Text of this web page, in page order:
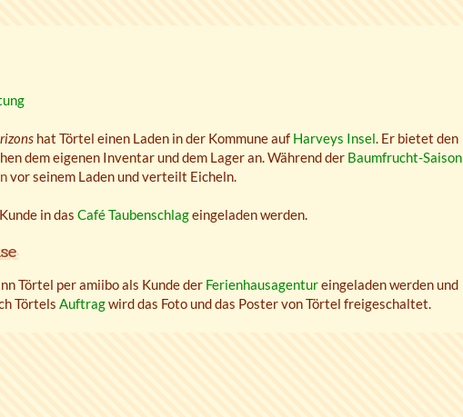
hat Törtel einen Laden in der Kommune auf Harveys Insel. Er bietet den
dem eigenen Inventar und dem Lager an. Während der Baumfrucht-Saison
vor seinem Laden und verteilt Eicheln.
in das Café Taubenschlageingeladen werden.
Törtel per amiibo als Kunde der Ferienhausagentureingeladen werden und
Törtels Auftragwird das Foto und das Poster von Törtel freigeschaltet.